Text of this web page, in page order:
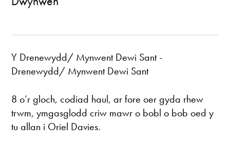
Y Drenewydd/ Mynwent Dewi Sant -
Drenewydd/ Mynwent Dewi Sant
8 o’r gloch, codiad haul, ar fore oer gyda rhew
trwm, ymgasglodd criw mawr o bobl o bob oed y
tu allan i Oriel Davies.